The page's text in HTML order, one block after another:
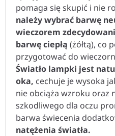
pomaga się skupić i nie
należy wybrać barwę
wieczorem
barwę ciepłą (żółtą), co
przygotować do
Światło lampki jest
oka, cechuje je wysoka
nie obciąża wzroku oraz
szkodliwego dla oczu
barwa świecenia
natężenia światła.